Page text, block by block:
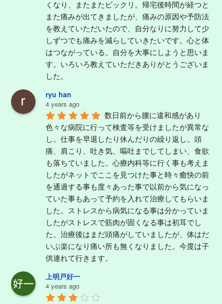
くなり、またまたビックリ。帰宅後時間が経つと
また痛みが出てきましたが、痛みの原因や予防法
を教えていただいたので、自分なりに努力して少
しずつでも痛みを減らしていきたいです。心と体
はつながっている。自分を大事にしようと思いま
す。いろいろ教えていただきありがとうございま
した。
ryu han
4 years ago
数日前から腰に違和感があり
色々な病院に行って検査等を受けましたが異常な
し。仕事を早退したり休んだりの繰り返し。頭
痛、肩こり、吐き気、嘔吐までしてしまい、食欲
も落ちていました。心療内科等に行く事も考えま
したがネットでここを見つけた事と時々癒快の前
を通過する事も度々あった事で以前から気になっ
ていた事もあって予約を入れて治療してもらいま
した。ストレスから病気になる事は分かっていま
したがストレスで筋肉が固くなる事は初耳でし
た。治療後はまだ頭痛がしていましたが、体はだ
いぶ楽になり痛い所も無くなりました。今度は子
供連れて行きます。
上明戸好一
4 years ago